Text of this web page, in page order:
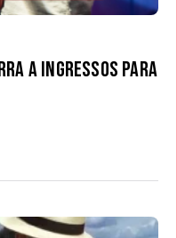
a ingressos para